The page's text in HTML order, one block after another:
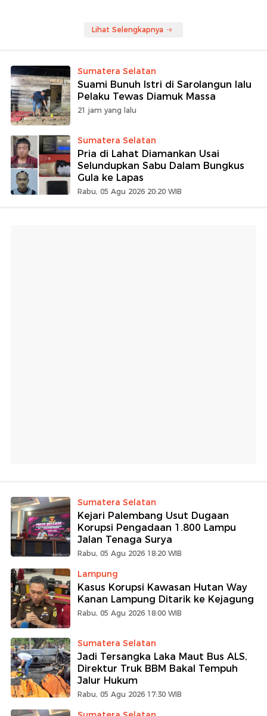
Lihat Selengkapnya
Sumatera Selatan
Suami Bunuh Istri di Sarolangun lalu
Pelaku Tewas Diamuk Massa
21 jam yang lalu
Sumatera Selatan
Pria di Lahat Diamankan Usai
Selundupkan Sabu Dalam Bungkus
Gula ke Lapas
Rabu, 05 Agu 2026 20:20 WIB
Sumatera Selatan
Kejari Palembang Usut Dugaan
Korupsi Pengadaan 1.800 Lampu
Jalan Tenaga Surya
Rabu, 05 Agu 2026 18:20 WIB
Lampung
Kasus Korupsi Kawasan Hutan Way
Kanan Lampung Ditarik ke Kejagung
Rabu, 05 Agu 2026 18:00 WIB
Sumatera Selatan
Jadi Tersangka Laka Maut Bus ALS,
Direktur Truk BBM Bakal Tempuh
Jalur Hukum
Rabu, 05 Agu 2026 17:30 WIB